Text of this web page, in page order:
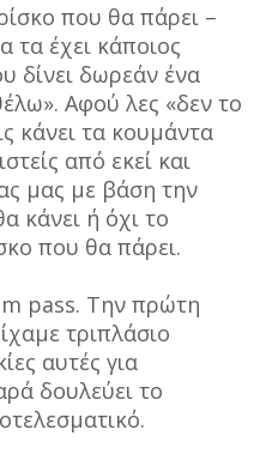
που θα πάρει –
έχει κάποιος
δίνει δωρεάν ένα
Αφού λες «δεν το
κάνει τα κουμάντα
από εκεί και
μας με βάση την
κάνει ή όχι το
που θα πάρει.
pass. Την πρώτη
τριπλάσιο
αυτές για
δουλεύει το